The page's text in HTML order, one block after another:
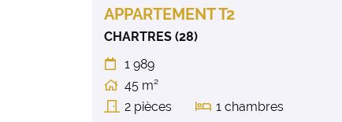
APPARTEMENT T2
CHARTRES (28)
 1 989
 45 m²
 2 pièces  1 chambres